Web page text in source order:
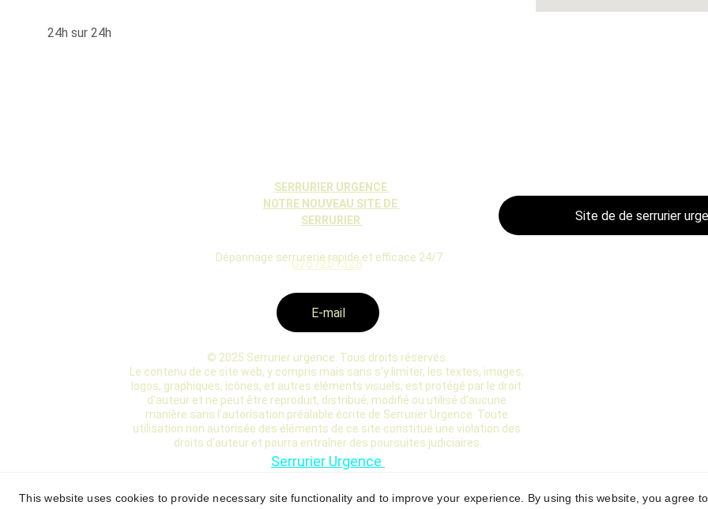
24h sur 24h
Dépannage serrurerie rapide et efficace 24/7.
BD PRÉSIDENT WILSON AIX-
SERRURIER URGENCE
NOTRE NOUVEAU SITE DE
SERRURIER
0767261328
© 2025 Serrurier urgence. Tous droits réservés.
Le contenu de ce site web, y compris mais sans s'y limiter, les textes, images,
logos, graphiques, icônes, et autres éléments visuels, est protégé par le droit
d'auteur et ne peut être reproduit, distribué, modifié ou utilisé d'aucune
manière sans l'autorisation préalable écrite de Serrurier Urgence. Toute
utilisation non autorisée des éléments de ce site constitue une violation des
droits d'auteur et pourra entraîner des poursuites judiciaires.
E-mail
Serrurier Urgence
Site de de serrurier
This website uses cookies to provide necessary site functionality and to improve your experience. By using this website, you agree